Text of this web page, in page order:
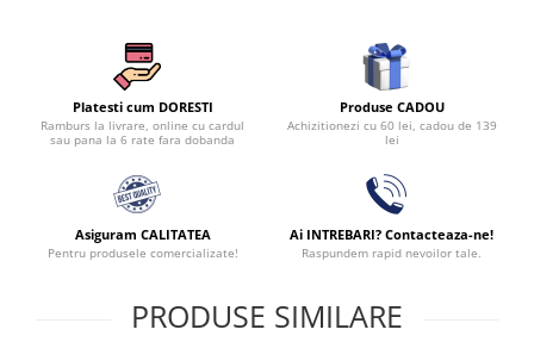
Platesti cum DORESTI
Ramburs la livrare, online cu cardul
sau pana la 6 rate fara dobanda
Produse CADOU
Achizitionezi cu 60 lei, cadou de 139
lei
Asiguram CALITATEA
Pentru produsele comercializate!
Ai INTREBARI? Contacteaza-ne!
Raspundem rapid nevoilor tale.
PRODUSE SIMILARE